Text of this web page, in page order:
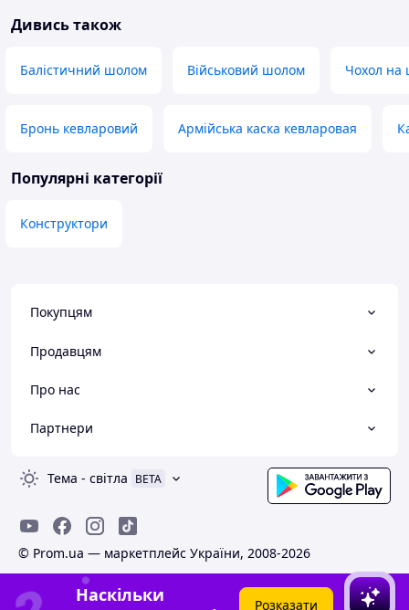
Дивись також
Балістичний шолом Військовий шолом Чохол на
Бронь кевларовий Армійська каска кевларовая
Популярні категорії
Конструктори
Покупцям
Продавцям
Про нас
Партнери
Тема - світла BETA
© Prom.ua — маркетплейс України, 2008-2026
Наскільки
Розказати